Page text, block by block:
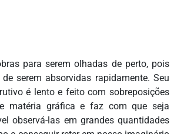
para serem olhadas de perto, pois
serem absorvidas rapidamente. Seu
é lento e feito com sobreposições
matéria gráfica e faz com que seja
observá-las em grandes quantidades